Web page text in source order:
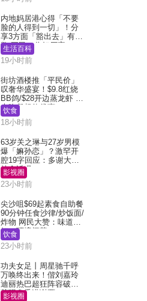
内地妈居港心得「不要
脸的人得到一切」！分
享3方面「豁出去」有著
数 网民：你好厉害
生活百科
19小时前
街坊酒楼推「平民价」
叹奢华盛宴！$9.8红烧
BB鸽/$28开边蒸龙虾 3
大晚餐超值优惠
饮食
18小时前
63岁关之琳与27岁男模
爆「嫲孙恋」？激罕开
腔19字回应：多谢大家
挂念近况
影视圈
23小时前
尖沙咀$69起素食自助餐
90分钟任食沙律/炒饭面/
炸物 网民大赞：味道
好，环境阔落
饮食
23小时前
功夫女足丨周星驰千呼
万唤终出来！偕刘嘉玲
迪丽热巴超狂阵容破天
荒现身香港谢票
影视圈